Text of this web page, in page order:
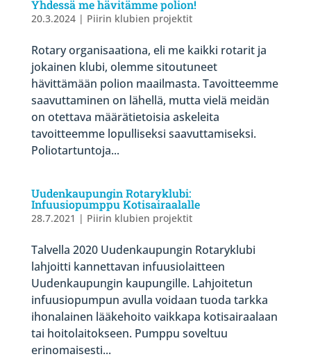
Yhdessä me hävitämme polion!
20.3.2024| Piirin klubien projektit
Rotary organisaationa, eli me kaikki rotarit ja
jokainen klubi, olemme sitoutuneet
hävittämään polion maailmasta. Tavoitteemme
saavuttaminen on lähellä, mutta vielä meidän
on otettava määrätietoisia askeleita
tavoitteemme lopulliseksi saavuttamiseksi.
Poliotartuntoja...
Uudenkaupungin Rotaryklubi:
Infuusiopumppu Kotisairaalalle
28.7.2021 | Piirin klubien projektit
Talvella 2020 Uudenkaupungin Rotaryklubi
lahjoitti kannettavan infuusiolaitteen
Uudenkaupungin kaupungille. Lahjoitetun
infuusiopumpun avulla voidaan tuoda tarkka
ihonalainen lääkehoito vaikkapa kotisairaalaan
tai hoitolaitokseen. Pumppu soveltuu
erinomaisesti...